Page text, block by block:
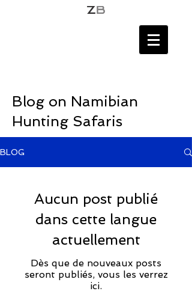
Blog on Namibian
Hunting Safaris
BLOG
Aucun post publié
dans cette langue
actuellement
Dès que de nouveaux posts
seront publiés, vous les verrez
ici.